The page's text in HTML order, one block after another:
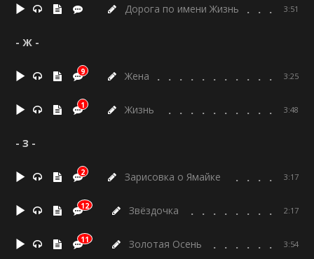
Дорога по имени Жизнь 3:51
- Ж -
9 Жена 3:25
1 Жизнь 3:48
- З -
2 Зарисовка о Ямайке 3:17
12 Звёздочка 2:17
11 Золотая Осень 3:54